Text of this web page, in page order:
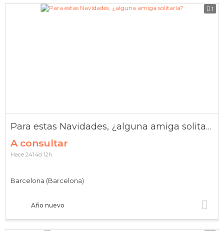
1
Para estas Navidades, ¿alguna amiga solitaria?
A consultar
Año nuevo
Barcelona (Barcelona)
Hace 2414d 12h